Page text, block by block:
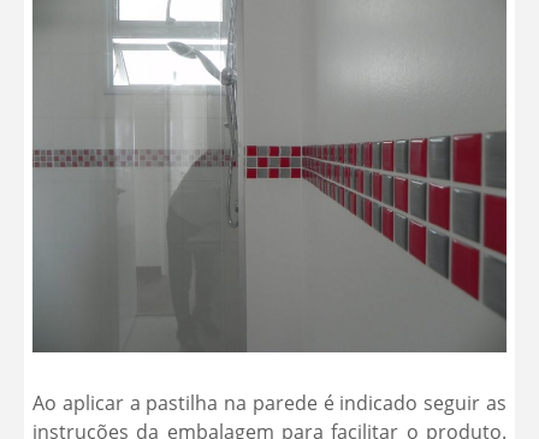
Ao aplicar a pastilha na parede é indicado seguir as
instruções da embalagem para facilitar o produto.